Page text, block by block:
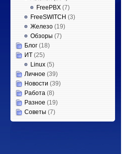
FreePBX (7)
FreeSWITCH (3)
Железо (19)
Обзоры (7)
Блог (18)
ИТ (25)
Linux (5)
Личное (39)
Новости (39)
Работа (8)
Разное (19)
Советы (7)